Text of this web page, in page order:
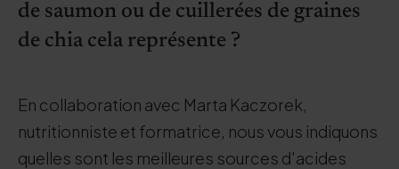
de saumon ou de cuillerées de graines
de chia cela représente ?
En collaboration avec Marta Kaczorek,
nutritionniste et formatrice, nous vous indiquons
quelles sont les meilleures sources d'acides